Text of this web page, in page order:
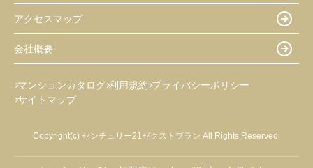
アクセスマップ
会社概要
マンションカタログ 利用規約 プライバシーポリシー
サイトマップ
Copyright(c) センチュリー21ゼクストプラン All Rights Reserved.